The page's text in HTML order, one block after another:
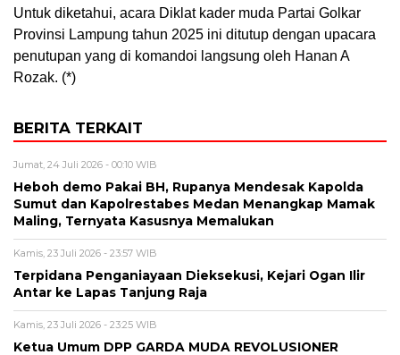
Untuk diketahui, acara Diklat kader muda Partai Golkar
Provinsi Lampung tahun 2025 ini ditutup dengan upacara
penutupan yang di komandoi langsung oleh Hanan A
Rozak. (*)
BERITA TERKAIT
Jumat, 24 Juli 2026 - 00:10 WIB
Heboh demo Pakai BH, Rupanya Mendesak Kapolda
Sumut dan Kapolrestabes Medan Menangkap Mamak
Maling, Ternyata Kasusnya Memalukan
Kamis, 23 Juli 2026 - 23:57 WIB
Terpidana Penganiayaan Dieksekusi, Kejari Ogan Ilir
Antar ke Lapas Tanjung Raja
Kamis, 23 Juli 2026 - 23:25 WIB
Ketua Umum DPP GARDA MUDA REVOLUSIONER